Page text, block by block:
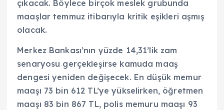
çıkacak. Böylece birçok meslek grubunda
maaşlar temmuz itibarıyla kritik eşikleri aşmış
olacak.
Merkez Bankası’nın yüzde 14,31’lik zam
senaryosu gerçekleşirse kamuda maaş
dengesi yeniden değişecek. En düşük memur
maaşı 73 bin 612 TL’ye yükselirken, öğretmen
maaşı 83 bin 867 TL, polis memuru maaşı 93